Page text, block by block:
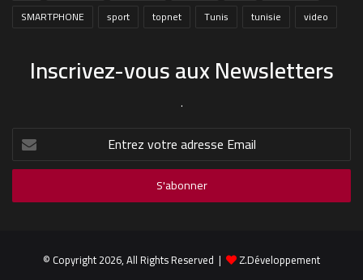
SMARTPHONE
sport topnet Tunis tunisie video
Inscrivez-vous aux Newsletters
.
Entrez
votre
adresse
© Copyright 2026, All Rights Reserved |
Z.Développement